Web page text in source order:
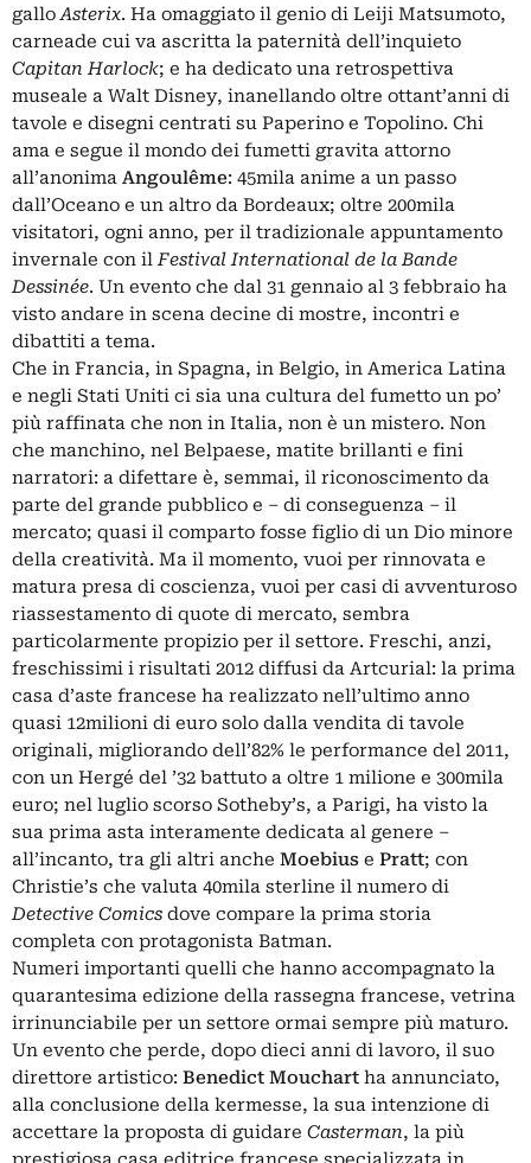
galloAsterix. Ha omaggiato il genio di Leiji Matsumoto,
carneade cui va ascritta la paternità dell’inquieto
Capitan Harlock; e ha dedicato una retrospettiva
museale a Walt Disney, inanellando oltre ottant’anni di
tavole e disegni centrati su Paperino e Topolino. Chi
ama e segue il mondo dei fumetti gravita attorno
all’anonima Angoulême: 45mila anime a un passo
dall’Oceano e un altro da Bordeaux; oltre 200mila
visitatori, ogni anno, per il tradizionale appuntamento
invernale con ilFestival International de la Bande
Dessinée. Un evento che dal 31 gennaio al 3 febbraio ha
visto andare in scena decine di mostre, incontri e
dibattiti a tema.
Che in Francia, in Spagna, in Belgio, in America Latina
e negli Stati Uniti ci sia una cultura del fumetto un po’
più raffinata che non in Italia, non è un mistero. Non
che manchino, nel Belpaese, matite brillanti e fini
narratori: a difettare è, semmai, il riconoscimento da
parte del grande pubblico e – di conseguenza – il
mercato; quasi il comparto fosse figlio di un Dio minore
della creatività. Ma il momento, vuoi per rinnovata e
matura presa di coscienza, vuoi per casi di avventuroso
riassestamento di quote di mercato, sembra
particolarmente propizio per il settore. Freschi, anzi,
freschissimi i risultati 2012 diffusi da Artcurial: la prima
casa d’aste francese ha realizzato nell’ultimo anno
quasi 12milioni di euro solo dalla vendita di tavole
originali, migliorando dell’82% le performance del 2011,
con un Hergé del ’32 battuto a oltre 1 milione e 300mila
euro; nel luglio scorso Sotheby’s, a Parigi, ha visto la
sua prima asta interamente dedicata al genere –
all’incanto, tra gli altri anche Moebius e Pratt; con
Christie’s che valuta 40mila sterline il numero di
Detective Comics dove compare la prima storia
completa con protagonista Batman.
Numeri importanti quelli che hanno accompagnato la
quarantesima edizione della rassegna francese, vetrina
irrinunciabile per un settore ormai sempre più maturo.
Un evento che perde, dopo dieci anni di lavoro, il suo
direttore artistico: Benedict Mouchart ha annunciato,
alla conclusione della kermesse, la sua intenzione di
accettare la proposta di guidare Casterman, la più